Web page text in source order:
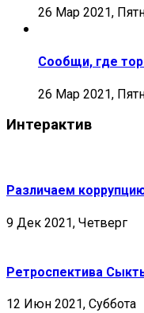
26 Мар 2021,
Сообщи, где
26 Мар 2021,
Интерактив
Различаем
9 Дек 2021, Четверг
Ретроспектива
12 Июн 2021, Суббота